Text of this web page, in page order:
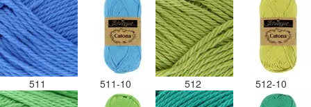
511 511-10 512 512-10